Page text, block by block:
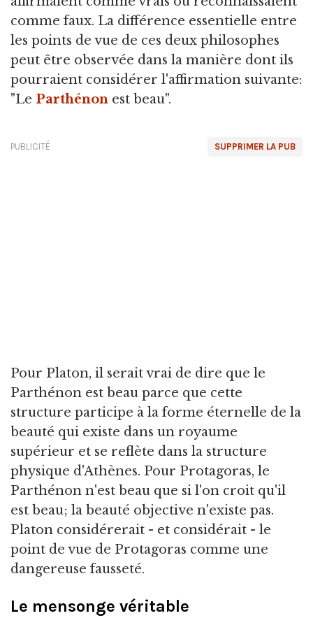
comme faux. La différence essentielle entre
les points de vue de ces deux philosophes
peut être observée dans la manière dont ils
pourraient considérer l'affirmation suivante:
"Le Parthénon est beau".
SUPPRIMER LA PUB
PUBLICITÉ
Pour Platon, il serait vrai de dire que le
Parthénon est beau parce que cette
structure participe à la forme éternelle de la
beauté qui existe dans un royaume
supérieur et se reflète dans la structure
physique d'Athènes. Pour Protagoras, le
Parthénon n'est beau que si l'on croit qu'il
est beau; la beauté objective n'existe pas.
Platon considérerait - et considérait - le
point de vue de Protagoras comme une
dangereuse fausseté.
Le mensonge véritable